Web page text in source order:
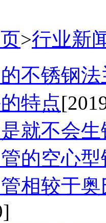
>行业新
不锈钢
特点
就不会
的空心
相较于